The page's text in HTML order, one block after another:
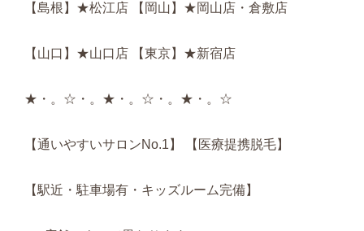
【島根】★松江店 【岡山】★岡山店・倉敷店
【山口】★山口店 【東京】★新宿店
★・。☆・。★・。☆・。★・。☆
【通いやすいサロンNo.1】 【医療提携脱毛】
【駅近・駐車場有・キッズルーム完備】